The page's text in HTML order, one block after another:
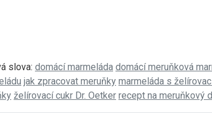
slova: domácí marmeláda domácí meruňková
jak zpracovat meruňky marmeláda s
želírovací cukr Dr. Oetker recept na meruňkový